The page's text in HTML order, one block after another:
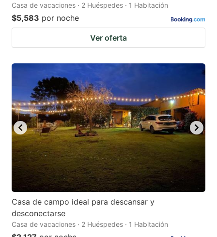
Casa de vacaciones · 2 Huéspedes · 1 Habitación
$5,583 por noche
Ver oferta
Casa de campo ideal para descansar y
desconectarse
Casa de vacaciones · 2 Huéspedes · 1 Habitación